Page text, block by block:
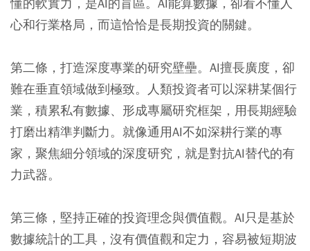
心和行業格局，而這恰恰是長期投資的關鍵。
第二條，打造深度專業的研究壁壘。 AI擅長廣度，卻
難在垂直領域做到極致。人類投資者可以深耕某個行
業，積累私有數據、形成專屬研究框架，用長期經驗
打磨出精準判斷力。就像通用AI不如深耕行業的專
家，聚焦細分領域的深度研究，就是對抗AI替代的有
力武器。
第三條，堅持正確的投資理念與價值觀。 AI只是基於
數據統計的工具，沒有價值觀和定力，容易被短期波